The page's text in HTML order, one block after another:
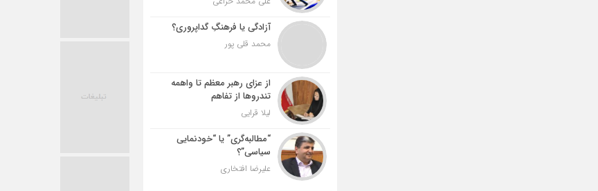
آزادگی یا فرهنگِ گداپروری؟
محمد قلی پور
از عزای رهبر معظم تا واهمه
تندروها از تفاهم
لیلا قرایی
“مطالبه‌گری” یا “خودنمایی
سیاسی”؟
علیرضا افتخاری